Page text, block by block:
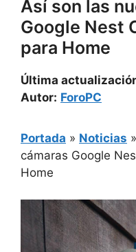
Así son las
Google Nest
para Home
Última
Autor: ForoPC
Portada » Noticias »
cámaras Google
Home